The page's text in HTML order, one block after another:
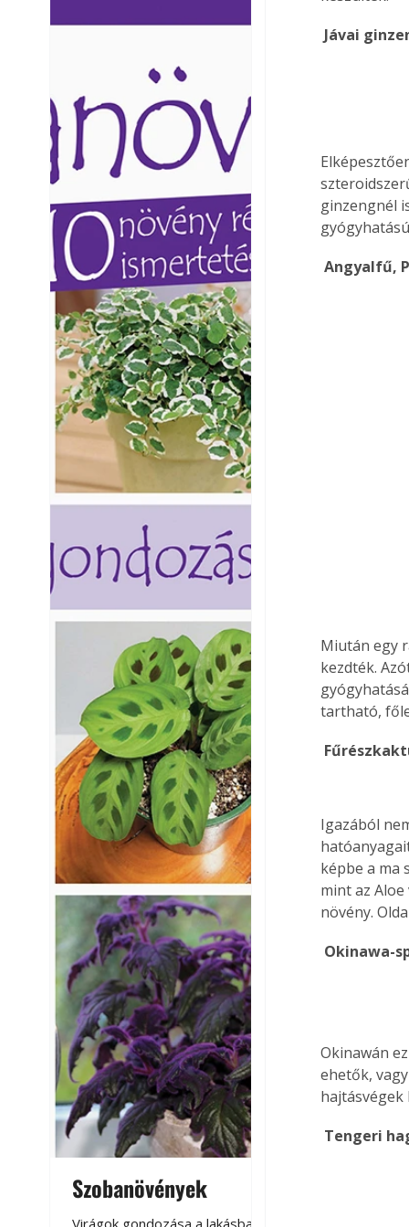
Laptapir kényelmes
Szobanövények
Jávai
ginzengnél
Angyalfű,
Miután egy
kezdték.
tartható,
Igazából
képbe a ma
mint az
növény.
Okinawa-
Okinawán
ehetők,
Tengeri